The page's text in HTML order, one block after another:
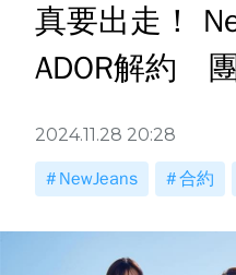
真要出走！
ADOR解約
2024.11.28 20:28
NewJeans 合約